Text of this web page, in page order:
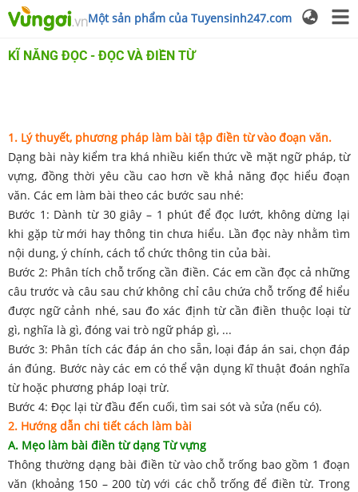
Một sản phẩm của Tuyensinh247.com
KĨ NĂNG ĐỌC - ĐỌC VÀ ĐIỀN TỪ
1. Lý thuyết, phương pháp làm bài tập điền từ vào đoạn văn.
Dạng bài này kiểm tra khá nhiều kiến thức về mặt ngữ pháp, từ
vựng, đồng thời yêu cầu cao hơn về khả năng đọc hiểu đoạn
văn. Các em làm bài theo các bước sau nhé:
Bước 1: Dành từ 30 giây – 1 phút để đọc lướt, không dừng lại
khi gặp từ mới hay thông tin chưa hiểu. Lần đọc này nhằm tìm
nội dung, ý chính, cách tổ chức thông tin của bài.
Bước 2: Phân tích chỗ trống cần điền. Các em cần đọc cả những
câu trước và câu sau chứ không chỉ câu chứa chỗ trống để hiểu
được ngữ cảnh nhé, sau đo xác định từ cần điền thuộc loại từ
gì, nghĩa là gì, đóng vai trò ngữ pháp gì, ...
Bước 3: Phân tích các đáp án cho sẵn, loại đáp án sai, chọn đáp
án đúng. Bước này các em có thể vận dụng kĩ thuật đoán nghĩa
từ hoặc phương pháp loại trừ.
Bước 4: Đọc lại từ đầu đến cuối, tìm sai sót và sửa (nếu có).
2. Hướng dẫn chi tiết cách làm bài
A. Mẹo làm bài điền từ dạng Từ vựng
Thông thường dạng bài điền từ vào chỗ trống bao gồm 1 đoạn
văn (khoảng 150 – 200 từ) với các chỗ trống để điền từ. Trong